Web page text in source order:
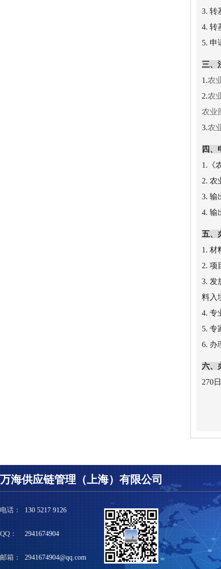
3. 转
4. 转
5.
三、
1.农
2.农
农业
3.农
四、
1.《
2. 农
3. 输
4. 输
五、
1. 材
2. 项
3. 发
料入
4. 专
5. 专
6. 办
六、
270
电话： 130 5217 9126
QQ： 2941674904
邮箱： 2941674904@qq.com
万海供应链管理（上海）有限公司